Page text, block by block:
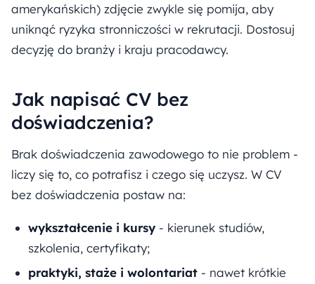
amerykańskich) zdjęcie zwykle się pomija, aby
uniknąć ryzyka stronniczości w rekrutacji. Dostosuj
decyzję do branży i kraju pracodawcy.
Jak napisać CV bez
doświadczenia?
Brak doświadczenia zawodowego to nie problem -
liczy się to, co potrafisz i czego się uczysz. W CV
bez doświadczenia postaw na:
wykształcenie i kursy - kierunek studiów,
szkolenia, certyfikaty;
praktyki, staże i wolontariat - nawet krótkie